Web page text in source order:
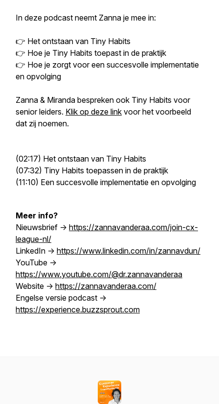
In deze podcast neemt Zanna je mee in:
👉 Het ontstaan van Tiny Habits
👉 Hoe je Tiny Habits toepast in de praktijk
👉 Hoe je zorgt voor een succesvolle implementatie
en opvolging
Zanna & Miranda bespreken ook Tiny Habits voor
senior leiders. Klik op deze link voor het voorbeeld
dat zij noemen.
(02:17) Het ontstaan van Tiny Habits
(07:32) Tiny Habits toepassen in de praktijk
(11:10) Een succesvolle implementatie en opvolging
Meer info?
Nieuwsbrief -> https://zannavanderaa.com/join-cx-
league-nl/
LinkedIn -> https://www.linkedin.com/in/zannavdun/
YouTube ->
https://www.youtube.com/@dr.zannavanderaa
Website -> https://zannavanderaa.com/
Engelse versie podcast ->
https://experience.buzzsprout.com